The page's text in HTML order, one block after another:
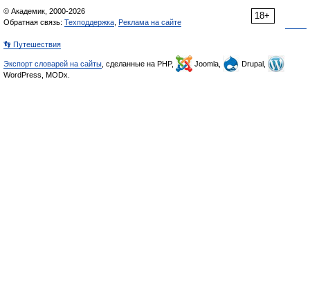
18+
© Академик, 2000-2026
Обратная связь: Техподдержка Реклама на сайте
👣 Путешествия
Экспорт словарей на сайты , сделанные на PHP, Joomla,
Drupal,
WordPress, MODx.